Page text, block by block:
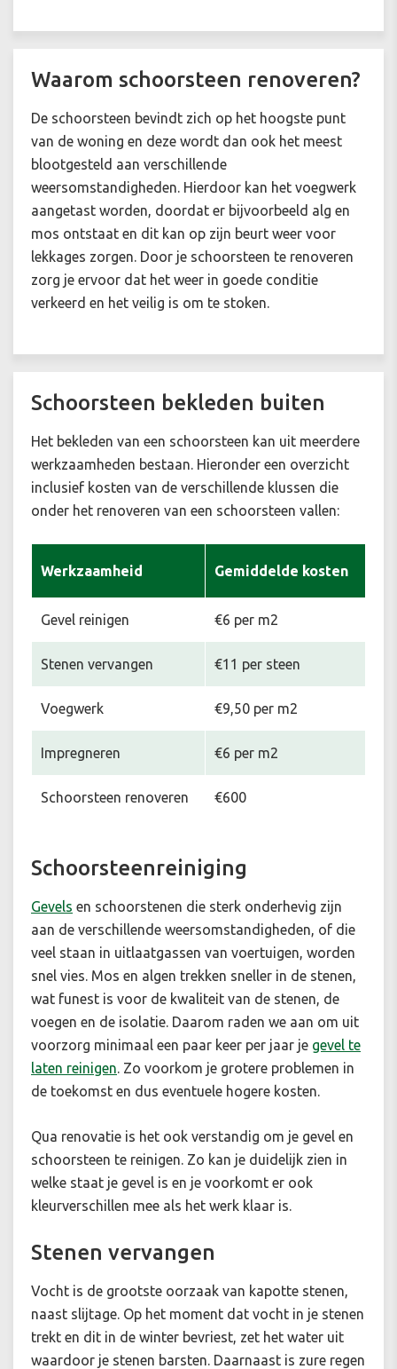
Waarom schoorsteen renoveren?
De schoorsteen bevindt zich op het hoogste punt
van de woning en deze wordt dan ook het meest
blootgesteld aan verschillende
weersomstandigheden. Hierdoor kan het voegwerk
aangetast worden, doordat er bijvoorbeeld alg en
mos ontstaat en dit kan op zijn beurt weer voor
lekkages zorgen. Door je schoorsteen te renoveren
zorg je ervoor dat het weer in goede conditie
verkeerd en het veilig is om te stoken.
Schoorsteen bekleden buiten
Het bekleden van een schoorsteen kan uit meerdere
werkzaamheden bestaan. Hieronder een overzicht
inclusief kosten van de verschillende klussen die
onder het renoveren van een schoorsteen vallen:
Werkzaamheid Gemiddelde kosten
Gevel reinigen €6 per m2
Stenen vervangen €11 per steen
Voegwerk €9,50 per m2
Impregneren €6 per m2
Schoorsteen renoveren €600
Schoorsteenreiniging
Gevels en schoorstenen die sterk onderhevig zijn
aan de verschillende weersomstandigheden, of die
veel staan in uitlaatgassen van voertuigen, worden
snel vies. Mos en algen trekken sneller in de stenen,
wat funest is voor de kwaliteit van de stenen, de
voegen en de isolatie. Daarom raden we aan om uit
voorzorg minimaal een paar keer per jaar je gevel te
laten reinigen. Zo voorkom je grotere problemen in
de toekomst en dus eventuele hogere kosten.
Qua renovatie is het ook verstandig om je gevel en
schoorsteen te reinigen. Zo kan je duidelijk zien in
welke staat je gevel is en je voorkomt er ook
kleurverschillen mee als het werk klaar is.
Stenen vervangen
Vocht is de grootste oorzaak van kapotte stenen,
naast slijtage. Op het moment dat vocht in je stenen
trekt en dit in de winter bevriest, zet het water uit
waardoor je stenen barsten. Daarnaast is zure regen